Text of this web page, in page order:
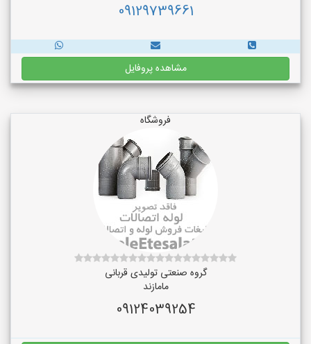
09129739661
مشاهده پروفایل
فروشگاه
گروه صنعتی تولیدی قربانی
مامازند
09124039254